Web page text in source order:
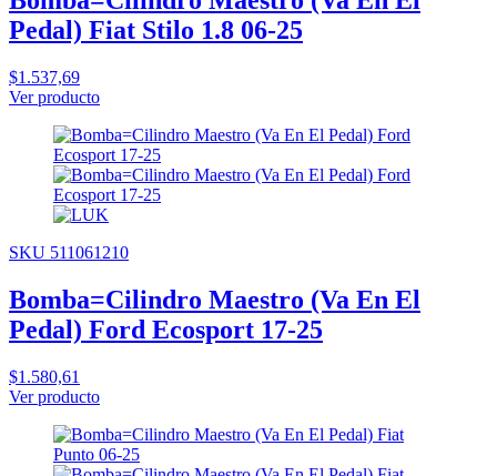
Pedal) Fiat Stilo 1.8 06-25
$1.537,69
Ver producto
SKU 511061210
Bomba=Cilindro Maestro (Va En El
Pedal) Ford Ecosport 17-25
$1.580,61
Ver producto